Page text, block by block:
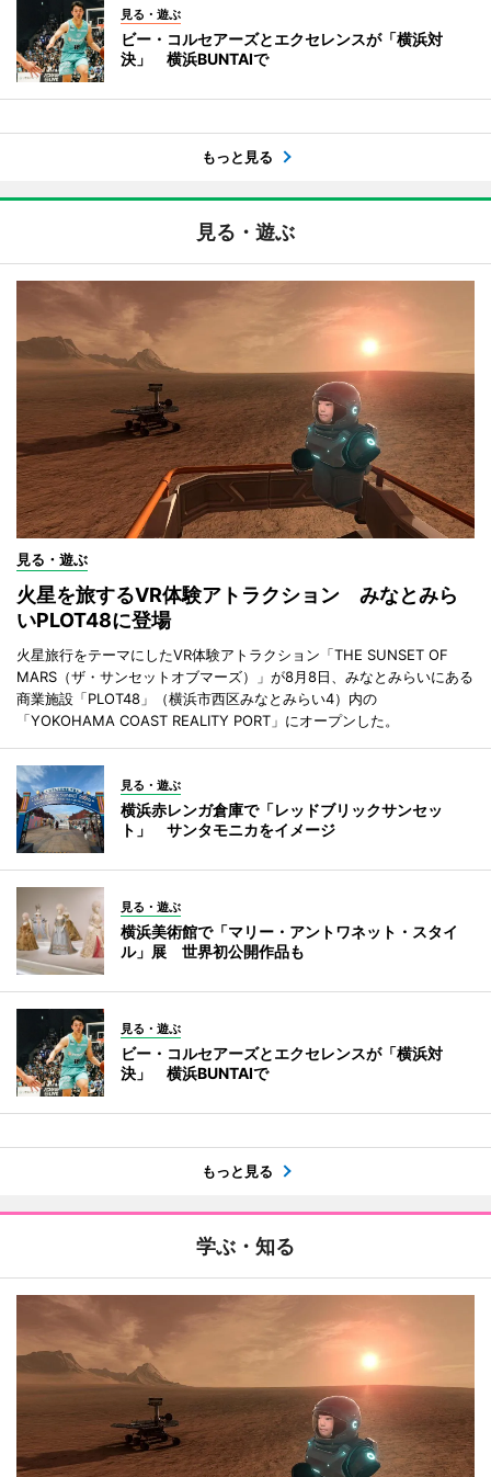
見る・遊ぶ
ビー・コルセアーズとエクセレンスが「横浜対
決」 横浜BUNTAIで
もっと見る
見る・遊ぶ
見る・遊ぶ
火星を旅するVR体験アトラクション みなとみら
いPLOT48に登場
火星旅行をテーマにしたVR体験アトラクション「THE SUNSET OF
MARS（ザ・サンセットオブマーズ）」が8月8日、みなとみらいにある
商業施設「PLOT48」（横浜市西区みなとみらい4）内の
「YOKOHAMA COAST REALITY PORT」にオープンした。
見る・遊ぶ
横浜赤レンガ倉庫で「レッドブリックサンセッ
ト」 サンタモニカをイメージ
見る・遊ぶ
横浜美術館で「マリー・アントワネット・スタイ
ル」展 世界初公開作品も
見る・遊ぶ
ビー・コルセアーズとエクセレンスが「横浜対
決」 横浜BUNTAIで
もっと見る
学ぶ・知る